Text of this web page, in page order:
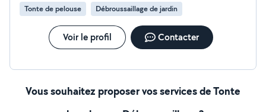
Tonte de pelouse Débroussaillage de jardin
Voir le profil Contacter
Vous souhaitez proposer vos services de Tonte